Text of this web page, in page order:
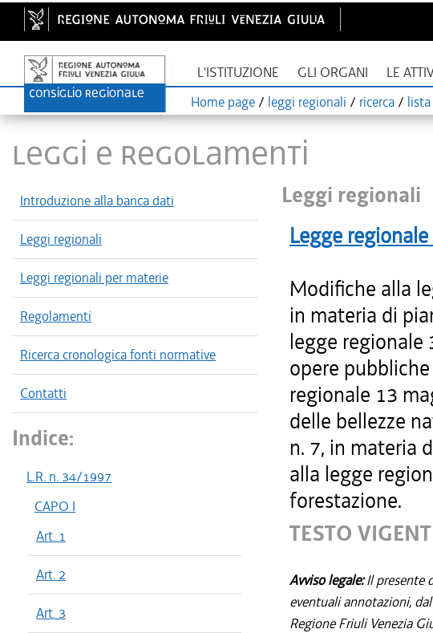
L'ISTITUZIONE GLI ORGANI LE
Home page / leggi regionali / ricerca / lista
LEGGI E REGOLAMENTI
Introduzione alla banca dati
Leggi regionali
Leggi regionali per materie
Regolamenti
Ricerca cronologica fonti normative
Contatti
Indice:
L.R. n. 34/1997
CAPO I
Art. 1
Art. 2
Art. 3
Leggi regionali
Legge regionale
Modifiche alla
in materia di
legge regionale
opere
regionale 13
delle bellezze
n. 7, in materia
alla legge
forestazione.
TESTO
Avviso legale:Il presente
eventuali annotazioni,
Regione Friuli Venezia